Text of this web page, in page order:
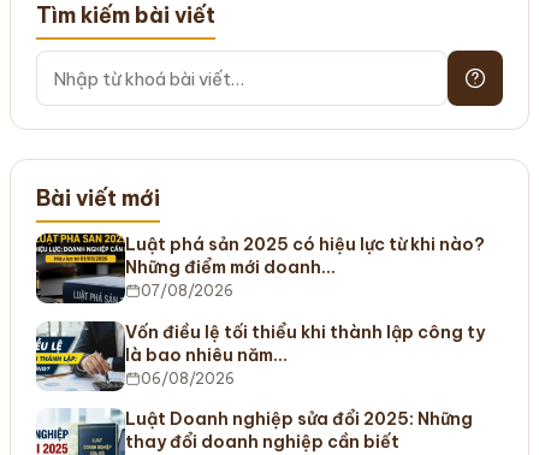
Tìm kiếm bài viết
Bài viết mới
Luật phá sản 2025 có hiệu lực từ khi nào?
Những điểm mới doanh…
07/08/2026
Vốn điều lệ tối thiểu khi thành lập công ty
là bao nhiêu năm…
06/08/2026
Luật Doanh nghiệp sửa đổi 2025: Những
thay đổi doanh nghiệp cần biết